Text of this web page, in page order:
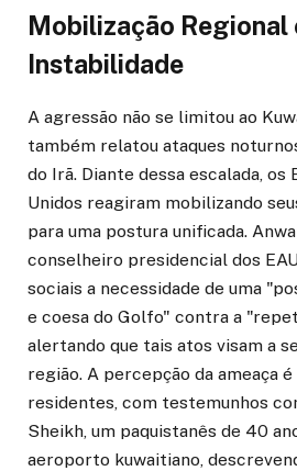
Mobilização Regional
Instabilidade
A agressão não se limitou ao
também relatou ataques
do Irã. Diante dessa escalada, os
Unidos reagiram mobilizando
para uma postura unificada.
conselheiro presidencial dos
sociais a necessidade de uma
e coesa do Golfo" contra a
alertando que tais atos visam a
região. A percepção da ameaça
residentes, com testemunhos
Sheikh, um paquistanês de 40
aeroporto kuwaitiano,